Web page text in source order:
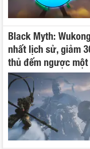
Black Myth:
nhất lịch sử, giảm
thủ đếm ngược